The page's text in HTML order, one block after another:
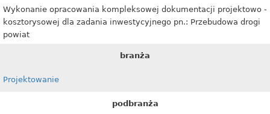
Wykonanie opracowania kompleksowej dokumentacji projektowo -
kosztorysowej dla zadania inwestycyjnego pn.: Przebudowa drogi
powiat
branża
Projektowanie
podbranża